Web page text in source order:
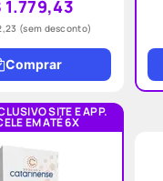
1.779,43
(sem desconto)
Comprar
SITE E APP.
EM ATÉ 6X